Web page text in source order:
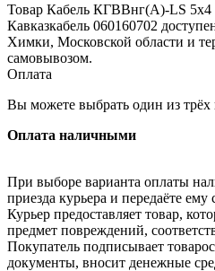
Товар Кабель КГВВнг(А)-LS
Кавказкабель 060160702
Химки, Московской области и
самовывозом.
Оплата
Вы можете выбрать один из трёх
Оплата наличными
При выборе варианта оплаты
приезда курьера и передаёте ему
Курьер предоставляет товар,
предмет повреждений,
Покупатель подписывает
документы, вносит денежные